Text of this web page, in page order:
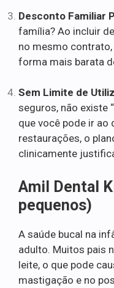
Desconto Familiar
família? Ao incluir
no mesmo
forma mais barata
Sem Limite de
seguros, não existe
que você pode ir ao
restaurações, o
clinicamente
Amil Dental
pequenos)
A saúde bucal na
adulto. Muitos pais
leite, o que pode
mastigação e no